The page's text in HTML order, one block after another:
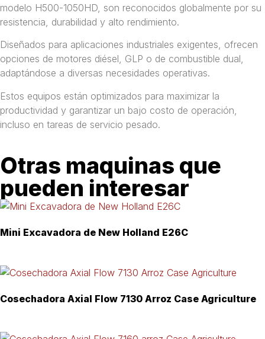
modelo H500-1050HD, son reconocidos globalmente por su
resistencia, durabilidad y alto rendimiento.
Diseñados para aplicaciones industriales exigentes, ofrecen
opciones de motores diésel, GLP o de combustible dual,
adaptándose a diversas necesidades operativas.
Estos equipos están optimizados para maximizar la
productividad y garantizar un bajo costo de operación,
incluso en tareas de servicio pesado.
Otras maquinas que
pueden interesar
Mini Excavadora de New Holland E26C
Cosechadora Axial Flow 7130 Arroz Case Agriculture